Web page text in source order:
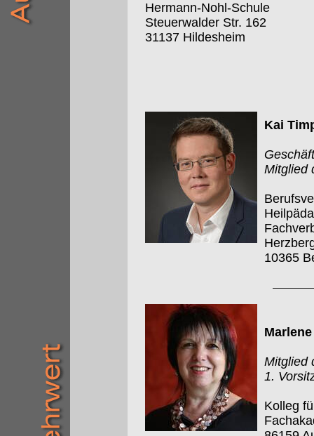
Hermann-Nohl-Schule
Steuerwalder Str. 162
31137 Hildesheim
Kai
Mitglied
10365
Mitglied
1.
Kolleg